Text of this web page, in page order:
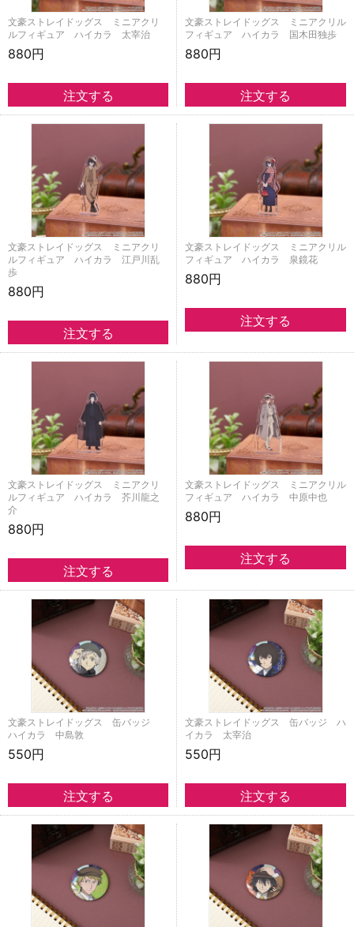
文豪ストレイドッグス ミニアクリ
ルフィギュア ハイカラ 太宰治
880円
文豪ストレイドッグス ミニアクリル
フィギュア ハイカラ 国木田独歩
880円
文豪ストレイドッグス ミニアクリ
ルフィギュア ハイカラ 江戸川乱
歩
880円
文豪ストレイドッグス ミニアクリル
フィギュア ハイカラ 泉鏡花
880円
文豪ストレイドッグス ミニアクリ
ルフィギュア ハイカラ 芥川龍之
介
880円
文豪ストレイドッグス ミニアクリル
フィギュア ハイカラ 中原中也
880円
文豪ストレイドッグス 缶バッジ
ハイカラ 中島敦
550円
文豪ストレイドッグス 缶バッジ ハ
イカラ 太宰治
550円